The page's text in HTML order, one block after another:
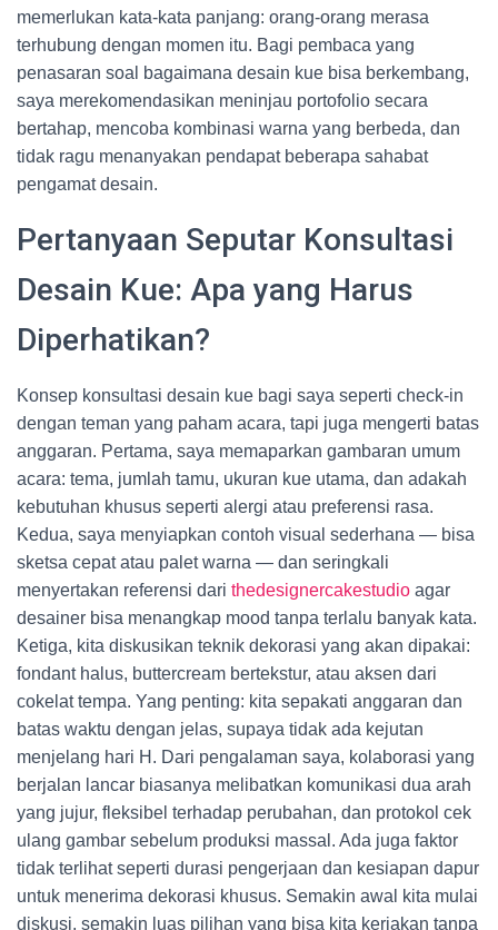
memerlukan kata-kata panjang: orang-orang merasa
terhubung dengan momen itu. Bagi pembaca yang
penasaran soal bagaimana desain kue bisa berkembang,
saya merekomendasikan meninjau portofolio secara
bertahap, mencoba kombinasi warna yang berbeda, dan
tidak ragu menanyakan pendapat beberapa sahabat
pengamat desain.
Pertanyaan Seputar Konsultasi
Desain Kue: Apa yang Harus
Diperhatikan?
Konsep konsultasi desain kue bagi saya seperti check-in
dengan teman yang paham acara, tapi juga mengerti batas
anggaran. Pertama, saya memaparkan gambaran umum
acara: tema, jumlah tamu, ukuran kue utama, dan adakah
kebutuhan khusus seperti alergi atau preferensi rasa.
Kedua, saya menyiapkan contoh visual sederhana — bisa
sketsa cepat atau palet warna — dan seringkali
menyertakan referensi dari thedesignercakestudio agar
desainer bisa menangkap mood tanpa terlalu banyak kata.
Ketiga, kita diskusikan teknik dekorasi yang akan dipakai:
fondant halus, buttercream bertekstur, atau aksen dari
cokelat tempa. Yang penting: kita sepakati anggaran dan
batas waktu dengan jelas, supaya tidak ada kejutan
menjelang hari H. Dari pengalaman saya, kolaborasi yang
berjalan lancar biasanya melibatkan komunikasi dua arah
yang jujur, fleksibel terhadap perubahan, dan protokol cek
ulang gambar sebelum produksi massal. Ada juga faktor
tidak terlihat seperti durasi pengerjaan dan kesiapan dapur
untuk menerima dekorasi khusus. Semakin awal kita mulai
diskusi, semakin luas pilihan yang bisa kita kerjakan tanpa